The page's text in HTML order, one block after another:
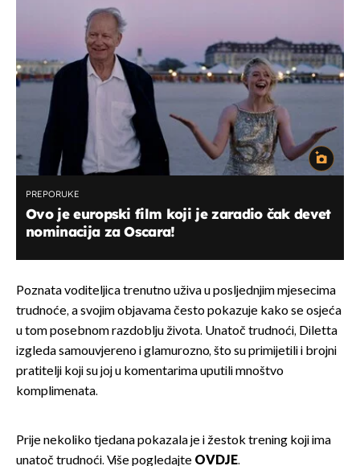
PREPORUKE
Ovo je europski film koji je zaradio čak devet
nominacija za Oscara!
Poznata voditeljica trenutno uživa u posljednjim mjesecima
trudnoće, a svojim objavama često pokazuje kako se osjeća
u tom posebnom razdoblju života. Unatoč trudnoći, Diletta
izgleda samouvjereno i glamurozno, što su primijetili i brojni
pratitelji koji su joj u komentarima uputili mnoštvo
komplimenata.
Prije nekoliko tjedana pokazala je i žestok trening koji ima
unatoč trudnoći. Više pogledajte OVDJE.